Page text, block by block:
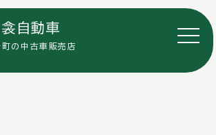
自動車
の中古車販売店